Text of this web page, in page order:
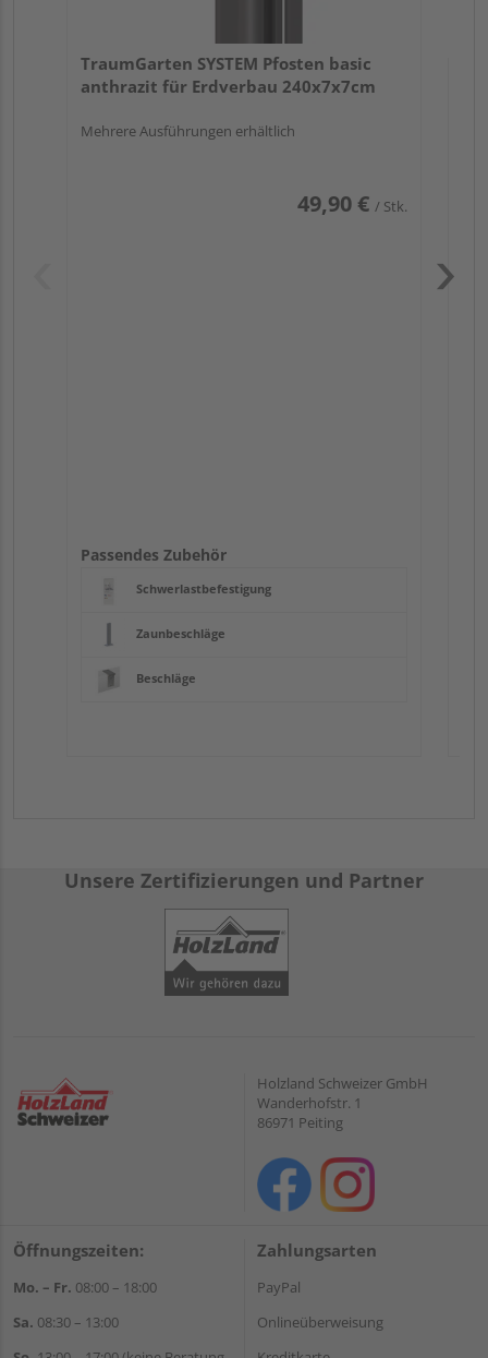
TraumGarten SYSTEM Pfosten basic
anthrazit für Erdverbau 240x7x7cm
Mehrere Ausführungen erhältlich
49,90 € / Stk.
Passendes Zubehör
Schwerlastbefestigung
Zaunbeschläge
Beschläge
Unsere Zertifizierungen und Partner
Holzland Schweizer GmbH
Wanderhofstr. 1
86971 Peiting
Öffnungszeiten:
Mo. – Fr. 08:00 – 18:00
Sa. 08:30 – 13:00
Zahlungsarten
PayPal
Onlineüberweisung